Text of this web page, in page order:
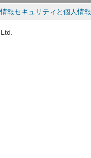
情報セキュリティと個人情